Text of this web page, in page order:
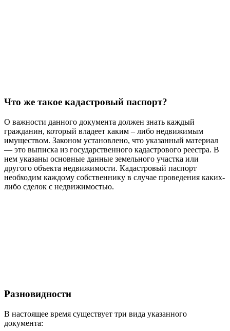
Что же такое кадастровый паспорт?
О важности данного документа должен знать каждый
гражданин, который владеет каким – либо недвижимым
имуществом. Законом установлено, что указанный материал
— это выписка из государственного кадастрового реестра. В
нем указаны основные данные земельного участка или
другого объекта недвижимости. Кадастровый паспорт
необходим каждому собственнику в случае проведения каких-
либо сделок с недвижимостью.
Разновидности
В настоящее время существует три вида указанного
документа: